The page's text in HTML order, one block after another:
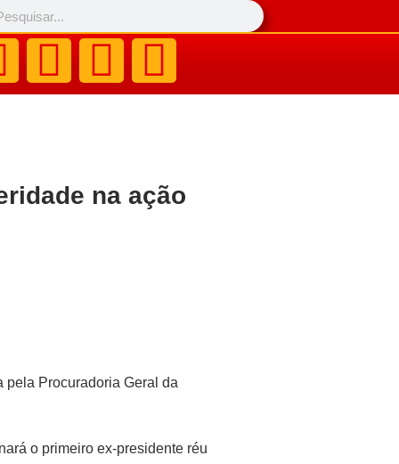
na ação
pela Procuradoria Geral da
o primeiro ex-presidente réu